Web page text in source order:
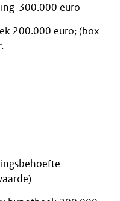
300.000 euro
200.000 euro; (box